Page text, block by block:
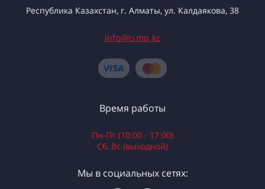
Республика Казахстан, г. Алматы, ул. Калдаякова, 38
info@tsmp.kz
Время работы
Пн-Пт (10:00 - 17:00)
Сб, Вс (выходной)
Мы в социальных сетях: